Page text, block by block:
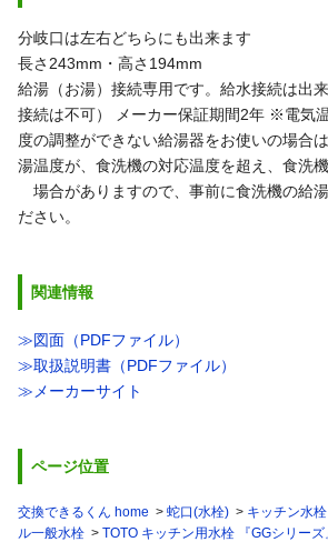
分岐口は左右どちらにも出来ます
長さ243mm・高さ194mm
給湯（お湯）接続専用です。給水接続は出
接続は不可）
メーカー保証期間2年 ※電気
度の調整ができない給湯器をお使いの場合は
湯温度が、食洗機の対応温度を超え、食洗
場合がありますので、事前に食洗機の給
ださい。
関連情報
≫図面（PDFファイル）
≫取扱説明書（PDFファイル）
≫メーカーサイト
ページ位置
交換できるくん home 蛇口(水栓) キッチン水
ル一般水栓
TOTO キッチン用水栓 『GGシリー